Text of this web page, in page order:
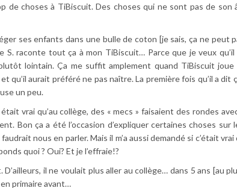
de choses à TiBiscuit. Des choses qui ne sont pas de son
ses enfants dans une bulle de coton [je sais, ça ne peut
S. raconte tout ça à mon TiBiscuit… Parce que je veux
lointain. Ça me suffit amplement quand TiBiscuit joue
qu’il aurait préféré ne pas naître. La première fois qu’il a dit
un peu.
vrai qu’au collège, des « mecs » faisaient des rondes
Bon ça a été l’occasion d’expliquer certaines choses sur
nous en parler. Mais il m’a aussi demandé si c’était vrai
quoi ? Oui? Et je l’effraie!?
il ne voulait plus aller au collège… dans 5 ans [au
primaire avant…